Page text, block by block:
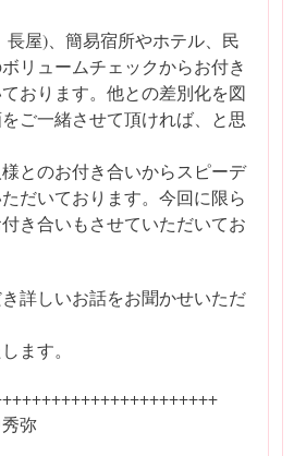
屋)、簡易宿所やホテル、民
リュームチェックからお付き
おります。他との差別化を図
ご一緒させて頂ければ、と思
様とのお付き合いからスピーデ
だいております。今回に限ら
き合いもさせていただいてお
詳しいお話をお聞かせいただ
ます。
弥